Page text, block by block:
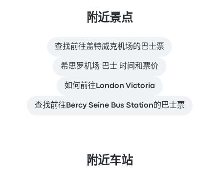
附近景点
查找前往盖特威克机场的巴士票
希思罗机场 巴士 时间和票价
如何前往London Victoria
查找前往Bercy Seine Bus Station的巴士票
附近车站